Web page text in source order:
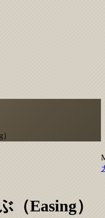
（Easing）